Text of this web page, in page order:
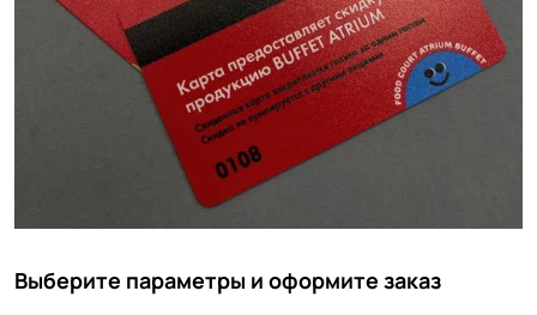
Выберите параметры и оформите заказ